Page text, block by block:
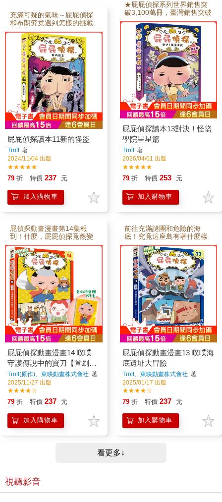
充滿可疑的氣味～屁屁偵探
和布朗究竟遇到怎樣的挑戰
與難題呢？
屁屁偵探讀本11新的怪盜
Troll
著
2024/11/04 出版
★★★★★
79 折 特價 237 元
加入購物車
★屁屁偵探系列世界銷售突
破3,100萬冊，臺灣銷售突破
300萬冊！《屁屁偵探讀本1
3 對決！怪盜學院 星星篇》
報到！誰是最閃亮的巨
星？！熱鬧炫目的選秀大
賽，竟暗藏了驚人的陰
謀…… 為了幫助無尾熊
小妹尋找在參加偶像選秀比
賽中無故失蹤的表姊，屁屁
偵探前往競賽舉行的地方
「星塵島」；而根據國際汪
汪刑警組織的調查，怪盜學
院的總部就在那裡，但奇怪
的是，即使整座島都翻遍
了，也找不到什麼蛛絲馬
跡……。為了見到出身「星
塵島」的超級巨星，也是選
秀比賽的發起者──星星耀眼
先生，無尾熊小妹、布朗和
屁屁偵探組隊報名參加比
賽，化身為Pretty’s三人組合
的他們，從歌喉、談吐、服
渾身解數(?)，希望能在對戰
中一路過關斬將，爭取贏得
冠軍出道(Ｘ)探聽重大情報
大賽主持人兼評審團主席的
星星耀眼先生，在出題方
式，還有判斷獲勝的標準上
似乎……有些不尋常，究竟
在這光鮮亮麗的圓夢舞臺背
後，有著什麼不為人知的祕
密？這一切又與怪盜學院的
首領──怪盜Ｇ（本集將會揭
開他的「廬山真面目」），
以及「DARK AGE計畫」有
何關聯呢？…… 而在本
集第二則故事〈布朗上學記
2〉的回憶中，除了紀州老師
依然愛吃甜食、口腔健康依
然令人憂心外，竟然出現了
艾維莉，只不過除了一樣喜
歡骨頭外，他們兄妹兩人好
像沒什麼共通點──聰明過人
的艾維莉，是個對發明充滿
熱情的天才，而且她好像與
怪盜學院有所牽連？！（小
編在心裡吶喊：這是什麼腦
演兄妹對立衝突的情節
吧……） PS.若想溫故知
屁屁偵探讀本13對決！怪盜
學院星星篇
Troll
著
2026/04/01 出版
★★★★★
79 折 特價 253 元
加入購物車
屁偵探動畫漫畫第14集報
到！什麼，屁屁偵探竟然變
身成為古代主君還要挑戰
「一鏡到底」的電影演
出？！還有，「萬事OK俱樂
部」要怎麼幫助為了振興商
店街而拚命努力的袁智慧
呢？ ◆第1話 噗噗 守護傳
說中的寶刀 小鈴與好友
小紅豆打工的燕魟電影製片
廠，收到一封來自怪盜M
（又是字母怪盜，莫非和
「怪盜學院」有什麼關
聯？）的預告信，表示要盜
取傳說中的寶刀「琉璃
丸」。前往拍攝現場的屁屁
偵探、布朗，還有汪汪警察
一行人，為了讓電影繼續順
利拍攝，居然通通要在電影
中軋上一角？！穿梭在「古
色古香」的「時代劇」外景
片場內，他們是否能成功守
護住寶刀呢？！ ★精彩
「月代頭」髮型的屁屁偵
探，「時代劇」的古裝扮相
也是帥氣爆表！ ◆第2話
他，卻發現自己精心製作、
屁屁偵探動畫漫畫14 噗噗
守護傳說中的寶刀【首刷特
贈屁屁偵探主君造型閃卡】
Troll(原作)、東映動畫株式會社 著
2025/11/27 出版
★★★★☆
79 折 特價 237 元
加入購物車
前往充滿謎團和危險的海
底！究竟這座島有著什麼樣
的身世與謎團？
屁屁偵探動畫漫畫13 噗噗海
底遺址大冒險
Troll、東映動畫株式會社 著
2025/01/17 出版
★★★★☆
79 折 特價 237 元
加入購物車
看更多↓
視聽影音